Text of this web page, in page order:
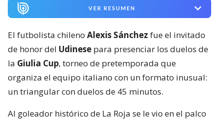
VER RESUMEN
El futbolista chileno Alexis Sánchez fue el invitado
de honor del Udinese para presenciar los duelos de
la Giulia Cup, torneo de pretemporada que
organiza el equipo italiano con un formato inusual:
un triangular con duelos de 45 minutos.
Al goleador histórico de La Roja se le vio en el palco